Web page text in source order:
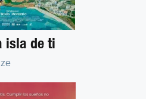
isla de ti